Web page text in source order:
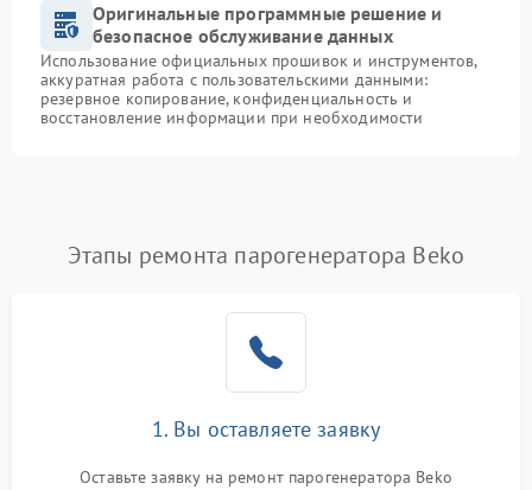
Оригинальные программные решение и
безопасное обслуживание данных
Использование официальных прошивок и инструментов,
аккуратная работа с пользовательскими данными:
резервное копирование, конфиденциальность и
восстановление информации при необходимости
Этапы ремонта парогенератора Beko
1. Вы оставляете заявку
Оставьте заявку на ремонт парогенератора Beko